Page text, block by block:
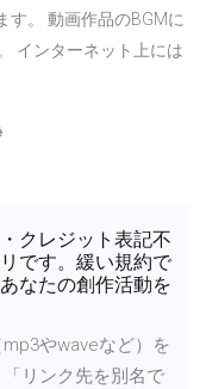
す。 動画作品のBGMに
インターネット上には
クレジット表記不
です。緩い規約で
なたの創作活動を
やwaveなど）を
リンク先を別名で